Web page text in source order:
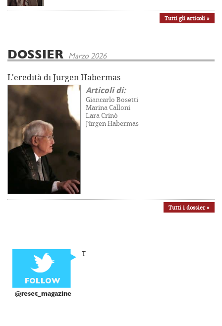
Tutti gli articoli »
DOSSIER Marzo 2026
L'eredità di Jürgen Habermas
Articoli di:
Giancarlo Bosetti
Marina Calloni
Lara Crinò
Jürgen Habermas
Tutti i dossier »
@reset_magazine
T